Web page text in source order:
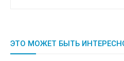
ЭТО МОЖЕТ БЫТЬ